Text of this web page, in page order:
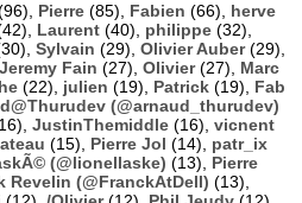
Pierre (85), Fabien (66), herve
Laurent (40), philippe (32),
Sylvain (29), Olivier Auber(29),
Jeremy Fain (27), Olivier(27), Marc
(22), julien (19), Patrick (19), Fab
(@arnaud_thurudev)
JustinThemiddle (16), vicnent
(15), Pierre Jol (14), patr_ix
(@lionellaske) (13), Pierre
Revelin (@FranckAtDell) (13),